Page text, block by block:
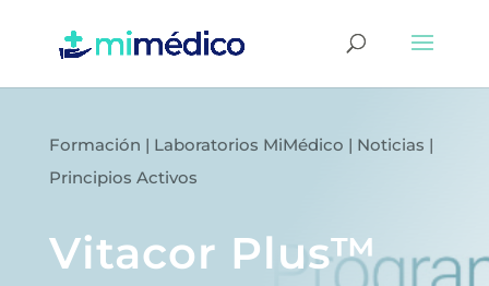
Formación | Laboratorios MiMédico | Noticias |
Principios Activos
Vitacor Plus™